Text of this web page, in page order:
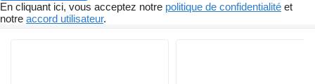
En cliquant ici, vous acceptez notre politique de confidentialité et
notre accord utilisateur.